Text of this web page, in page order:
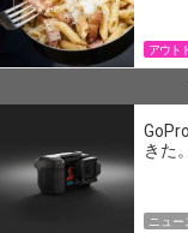
アウト
きた
ニュー